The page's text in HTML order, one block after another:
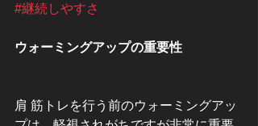
#継続しやすさ
ウォーミングアップの重要性
肩 筋トレを行う前のウォーミングアッ